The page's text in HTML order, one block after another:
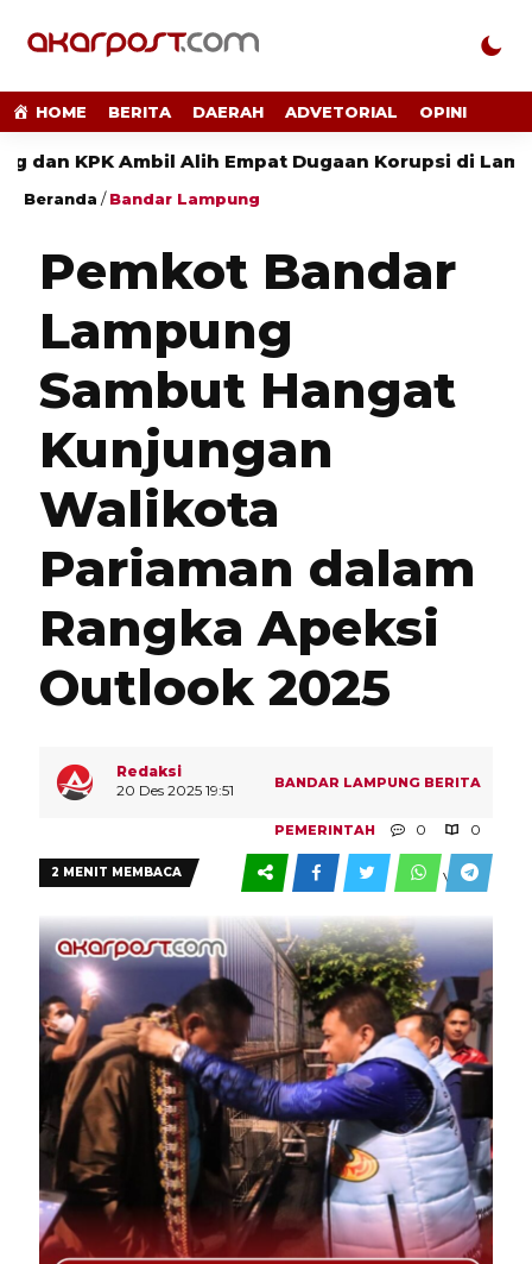
HOME BERITA DAERAH ADVETORIAL OPINI
Ambil Alih Empat Dugaan Korupsi di Lampung
Beranda /Bandar Lampung
Pemkot Bandar
Lampung
Sambut Hangat
Kunjungan
Walikota
Pariaman dalam
Rangka Apeksi
Outlook 2025
Redaksi
20 Des 2025 19:51
BANDAR LAMPUNG BERITA
PEMERINTAH 0 0
VIEW
2 MENIT MEMBACA